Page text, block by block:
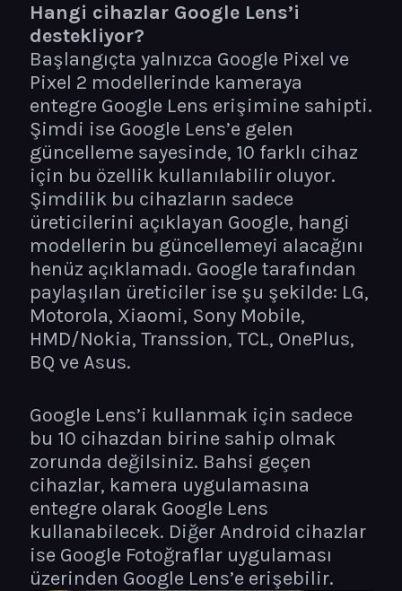
Hangi cihazlar Google Lens’i
destekliyor?
Başlangıçta yalnızca Google Pixel ve
Pixel 2 modellerinde kameraya
entegre Google Lens erişimine sahipti.
Şimdi ise Google Lens’e gelen
güncelleme sayesinde, 10 farklı cihaz
için bu özellik kullanılabilir oluyor.
Şimdilik bu cihazların sadece
üreticilerini açıklayan Google, hangi
modellerin bu güncellemeyi alacağını
henüz açıklamadı. Google tarafından
paylaşılan üreticiler ise şu şekilde: LG,
Motorola, Xiaomi, Sony Mobile,
HMD/Nokia, Transsion, TCL, OnePlus,
BQ ve Asus.
Google Lens’i kullanmak için sadece
bu 10 cihazdan birine sahip olmak
zorunda değilsiniz. Bahsi geçen
cihazlar, kamera uygulamasına
entegre olarak Google Lens
kullanabilecek. Diğer Android cihazlar
ise Google Fotoğraflar uygulaması
üzerinden Google Lens’e erişebilir.